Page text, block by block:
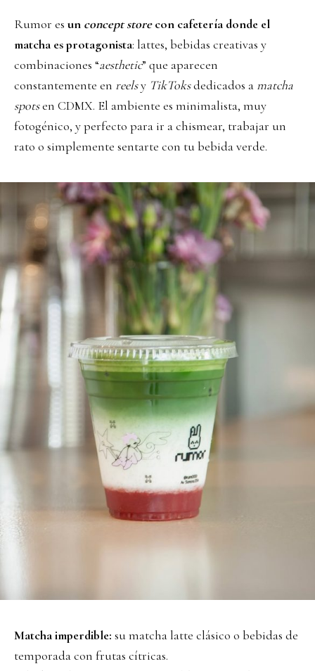
Rumor es un concept storecon cafetería donde el
matcha es protagonista: lattes, bebidas creativas y
combinaciones “aesthetic” que aparecen
constantemente en reelsy TikToksdedicados a matcha
spotsen CDMX. El ambiente es minimalista, muy
fotogénico, y perfecto para ir a chismear, trabajar un
rato o simplemente sentarte con tu bebida verde.
Matcha imperdible: su matcha latte clásico o bebidas de
temporada con frutas cítricas.